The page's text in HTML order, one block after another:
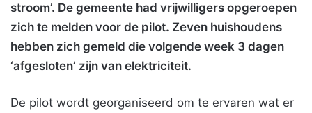
stroom’. De gemeente had vrijwilligers opgeroepen
zich te melden voor de pilot. Zeven huishoudens
hebben zich gemeld die volgende week 3 dagen
‘afgesloten’ zijn van elektriciteit.
De pilot wordt georganiseerd om te ervaren wat er